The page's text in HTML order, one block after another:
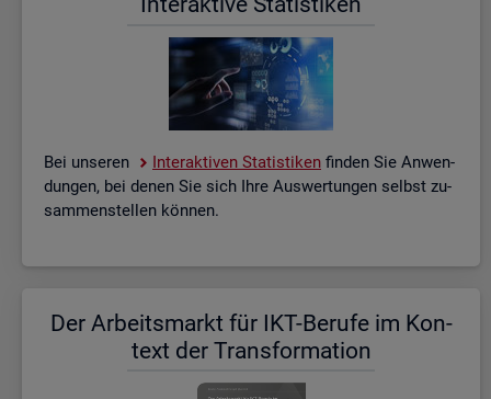
Bei un­se­ren In­ter­ak­ti­ven Sta­tis­ti­ken fin­den Sie An­wen­
dun­gen, bei denen Sie sich Ihre Aus­wer­tun­gen selbst zu­
sam­men­stel­len kön­nen.
Der Ar­beits­markt für IKT-Be­ru­fe im Kon­
text der Trans­for­ma­ti­on